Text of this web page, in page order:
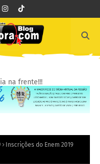
na frente!!!
Inscrições do Enem 2019